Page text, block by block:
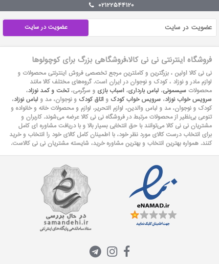
02122544120
عضویت در سایت
فروشگاه اینترنتی نی نی کالا،فروشگاهی بزرگ برای کوچولوها
نی نی کالا اولین ، بزرگترین و کاملترین مرجع تخصصی فروش اینترنتی محصولات و
لوازم مادر و نوزاد ، کودک و نوجوان در ایران است. گروه‏‏‌های مختلف کالا مانند
محصولات سیسمونی، لباس بارداری، اسباب بازی و سرگرمی،تخت و کمد نوزاد،
سرویس خواب نوزاد، سرویس خواب کودک و اتاق کودک و نوجوان، مد و لباس نوزاد،
کودک و نوجوان، مد و لباس والدین، لوازم التحریر، لوازم و محصولات خانه و خانواده و
تنوعی بی‌نظیر از محصولات مرتبط در فروشگاه نی نی کالا عرضه می‏‏‏‌شوند. کاربران و
مشتریان نی نی‌ کالا می‏‏‌توانند با حق انتخابی بسیار بالا و با دریافت مشاوره ای کامل
برای انتخاب درست کالای مورد نظر خود، با اطمینان کامل کالای خود را انتخاب و خرید
کنند. همواره بهترین انتخاب و بهترین مشاوره خرید، شایسته مشتریان نی نی کالاست.